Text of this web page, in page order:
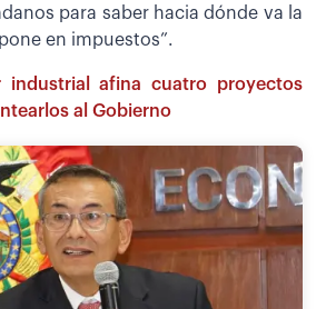
para saber hacia dónde va la
en impuestos”.
industrial afina cuatro proyectos
al Gobierno